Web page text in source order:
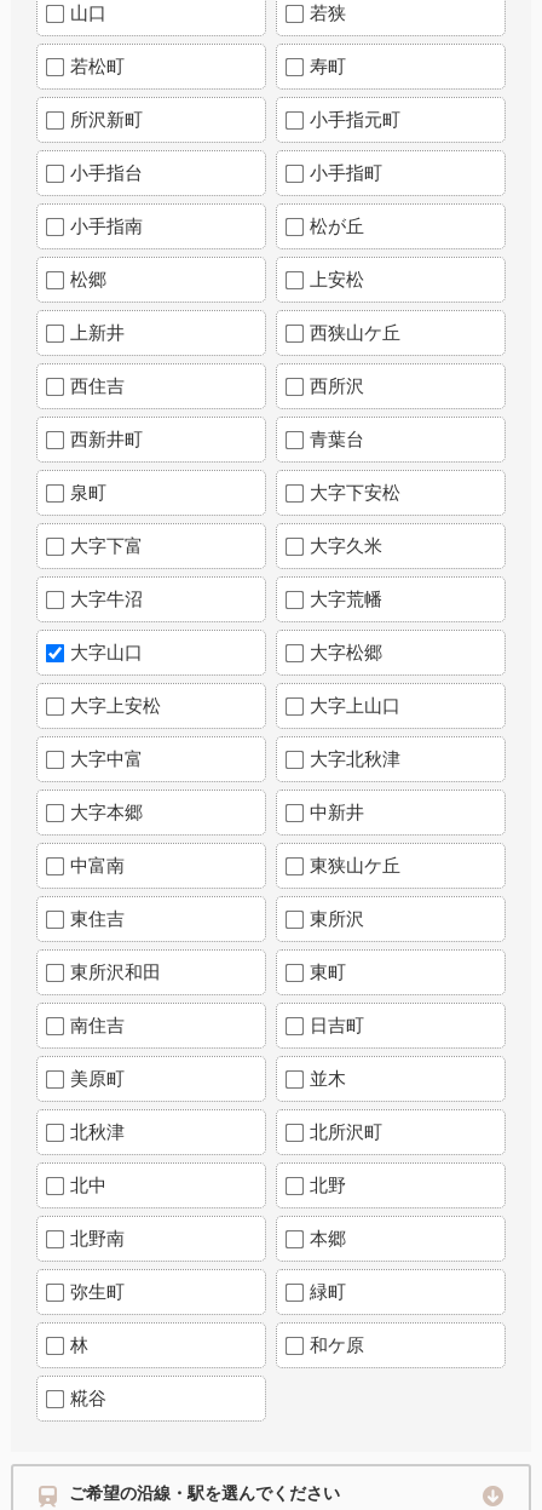
山口 若狭
若松町 寿町
所沢新町 小手指元町
小手指台 小手指町
小手指南 松が丘
松郷 上安松
上新井 西狭山ケ丘
西住吉 西所沢
西新井町 青葉台
泉町 大字下安松
大字下富 大字久米
大字牛沼 大字荒幡
大字山口 大字松郷
大字上安松 大字上山口
大字中富 大字北秋津
大字本郷 中新井
中富南 東狭山ケ丘
東住吉 東所沢
東所沢和田 東町
南住吉 日吉町
美原町 並木
北秋津 北所沢町
北中 北野
北野南 本郷
弥生町 緑町
林 和ケ原
糀谷
ご希望の沿線・駅を選んでください